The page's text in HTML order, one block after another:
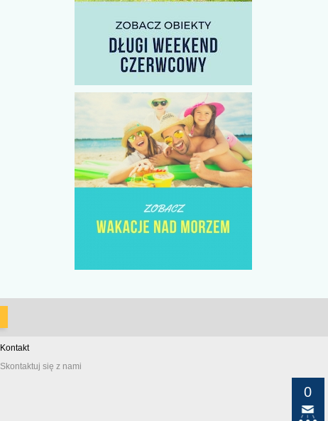
Kontakt
Skontaktuj się z nami
0